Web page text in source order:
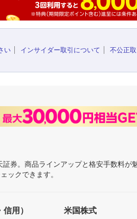
い インサイダー取引について
不公正
券。商品ラインアップと格安手数料
ックできます。
用） 米国株式